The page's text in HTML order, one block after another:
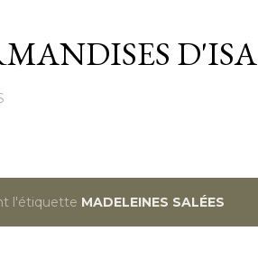
D'ISA
l'étiquette MADELEINES SALÉES